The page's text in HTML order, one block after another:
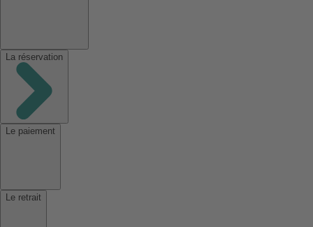
La réservation
Le paiement
Le retrait